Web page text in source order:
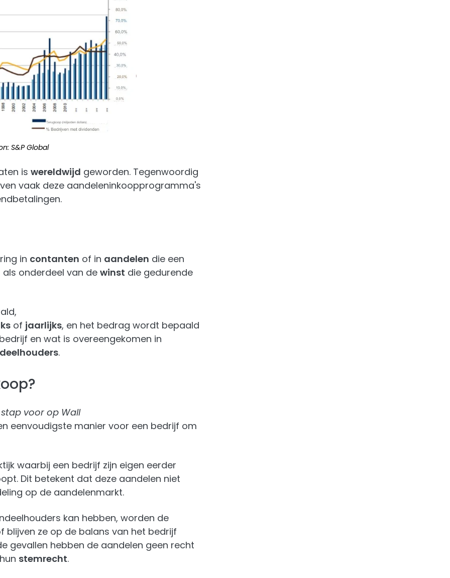
S&P Global
is wereldwijd geworden. Tegenwoordig
vaak deze aandeleninkoopprogramma's
in contanten of in aandelen die een
onderdeel van de winst die gedurende
of jaarlijks, en het bedrag wordt bepaald
en wat is overeengekomen in
.
stap voor op Wall
eenvoudigste manier voor een bedrijf om
waarbij een bedrijf zijn eigen eerder
Dit betekent dat deze aandelen niet
op de aandelenmarkt.
kan hebben, worden de
blijven ze op de balans van het bedrijf
gevallen hebben de aandelen geen recht
stemrecht.